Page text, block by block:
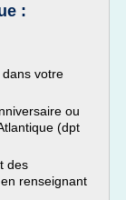
:
votre
ou
(dpt
des
renseignant